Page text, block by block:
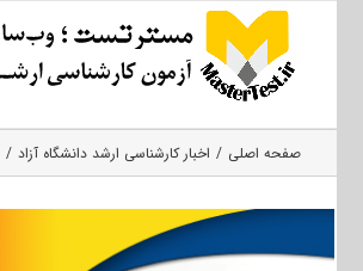
صفحه اصلی اخبار کارشناسی ارشد دانشگاه آزاد